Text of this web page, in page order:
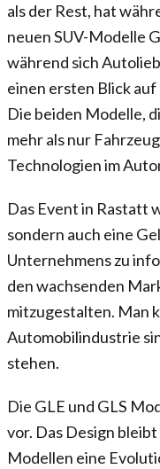
als der Rest, hat
neuen SUV-Modelle
während sich
einen ersten Blick
Die beiden Modelle,
mehr als nur
Technologien im
Das Event in Rastatt
sondern auch eine
Unternehmens zu
den wachsenden
mitzugestalten. Man
Automobilindustrie
stehen.
Die GLE und GLS
vor. Das Design
Modellen eine